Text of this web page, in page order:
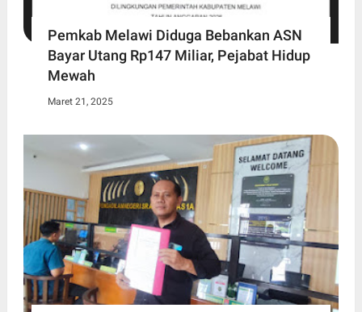
Pemkab Melawi Diduga Bebankan ASN
Bayar Utang Rp147 Miliar, Pejabat Hidup
Mewah
Maret 21, 2025